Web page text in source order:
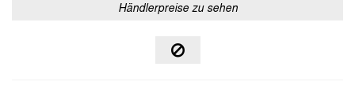
Händlerpreise zu sehen